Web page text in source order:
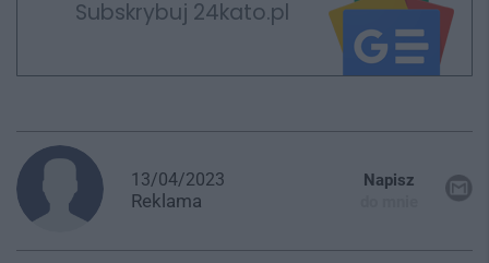
Subskrybuj 24kato.pl
13/04/2023
Reklama
Napisz